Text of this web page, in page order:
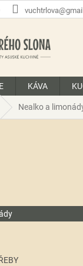
KÁVA
Nealko a